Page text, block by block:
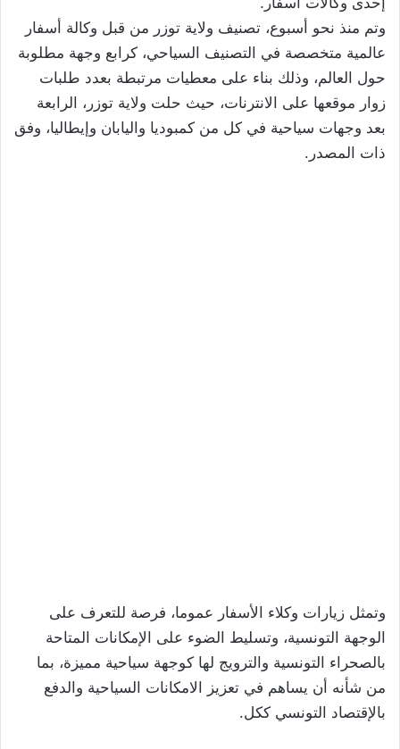
وتم منذ نحو أسبوع، تصنيف ولاية توزر من قبل وكالة أسفار
عالمية متخصصة في التصنيف السياحي، كرابع وجهة مطلوبة
حول العالم، وذلك بناء على معطيات مرتبطة بعدد طلبات
زوار موقعها على الانترنات، حيث حلت ولاية توزر، الرابعة
بعد وجهات سياحية في كل من كمبوديا واليابان وإيطاليا، وفق
ذات المصدر.
وتمثل زيارات وكلاء الأسفار عموما، فرصة للتعرف على
الوجهة التونسية، وتسليط الضوء على الإمكانات المتاحة
بالصحراء التونسية والترويج لها كوجهة سياحية مميزة، بما
من شأنه أن يساهم في تعزيز الامكانات السياحية والدفع
بالإقتصاد التونسي ككل.